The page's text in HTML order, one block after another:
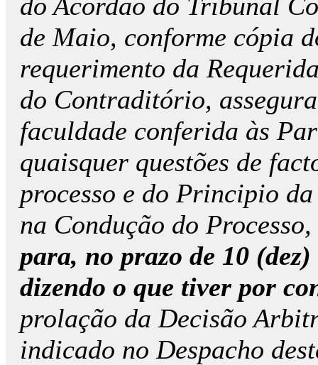
de Maio, conforme cópia
requerimento da
do Contraditório,
faculdade conferida às
quaisquer questões de
processo e do Principio
na Condução do Processo,
para, no prazo de 10
dizendo o que tiver por
prolação da Decisão
indicado no Despacho